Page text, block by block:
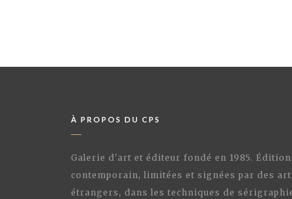
À PROPOS DU CPS
Galerie d'art et éditeur fondé en 1985.
contemporain, limitées et signées par des
étrangers, dans les techniques de